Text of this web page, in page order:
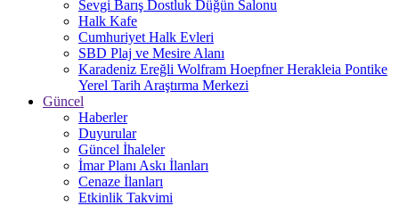
Sevgi Barış Dostluk Düğün Salonu
Halk Kafe
Cumhuriyet Halk Evleri
SBD Plaj ve Mesire Alanı
Karadeniz Ereğli Wolfram Hoepfner Herakleia Pontike
Yerel Tarih Araştırma Merkezi
Güncel
Haberler
Duyurular
Güncel İhaleler
İmar Planı Askı İlanları
Cenaze İlanları
Etkinlik Takvimi